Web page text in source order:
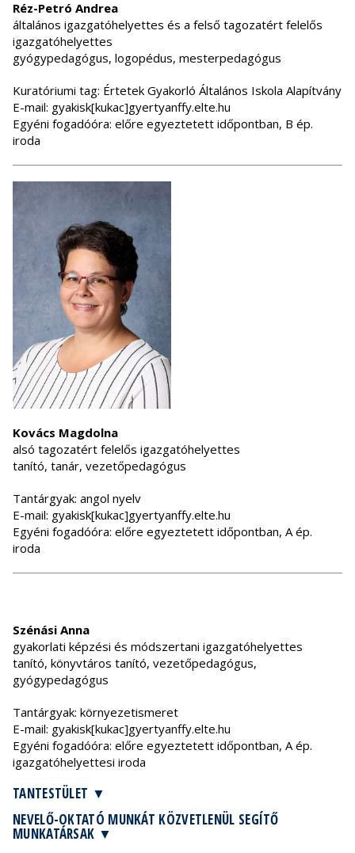
Réz-Petró Andrea
általános igazgatóhelyettes és a felső tagozatért felelős
igazgatóhelyettes
gyógypedagógus, logopédus, mesterpedagógus
Kuratóriumi tag: Értetek Gyakorló Általános Iskola Alapítvány
E-mail: gyakisk[kukac]gyertyanffy.elte.hu
Egyéni fogadóóra: előre egyeztetett időpontban, B ép.
iroda
Kovács Magdolna
alsó tagozatért felelős igazgatóhelyettes
tanító, tanár, vezetőpedagógus
Tantárgyak: angol nyelv
E-mail: gyakisk[kukac]gyertyanffy.elte.hu
Egyéni fogadóóra: előre egyeztetett időpontban, A ép.
iroda
Szénási Anna
gyakorlati képzési és módszertani igazgatóhelyettes
tanító, könyvtáros tanító, vezetőpedagógus,
gyógypedagógus
Tantárgyak: környezetismeret
E-mail: gyakisk[kukac]gyertyanffy.elte.hu
Egyéni fogadóóra: előre egyeztetett időpontban, A ép.
igazgatóhelyettesi iroda
TANTESTÜLET
NEVELŐ-OKTATÓ MUNKÁT KÖZVETLENÜL SEGÍTŐ
MUNKATÁRSAK